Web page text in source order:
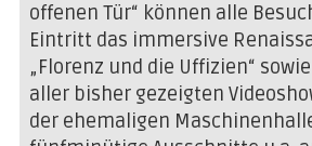
offenen Tür“ können alle
Eintritt das immersive
„Florenz und die Uffizien“
aller bisher gezeigten
der ehemaligen